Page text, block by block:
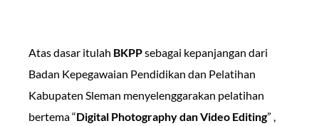
Atas dasar itulah BKPPsebagai kepanjangan dari
Badan Kepegawaian Pendidikan dan Pelatihan
Kabupaten Sleman menyelenggarakan pelatihan
bertema “Digital Photography dan Video Editing” ,